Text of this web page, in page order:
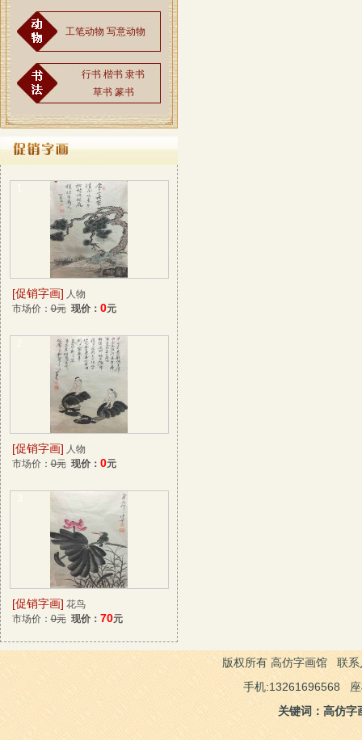
工笔动物 写意动物
行书 楷书 隶书
草书 篆书
[促销字画] 人物
市场价：0元 现价： 0元
[促销字画] 人物
市场价：0元 现价： 0元
[促销字画] 花鸟
市场价：0元 现价： 70元
版权所有 高仿字画馆 联
手机:13261696568
关键词：高仿字